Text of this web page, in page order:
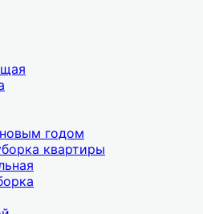
годом
квартиры